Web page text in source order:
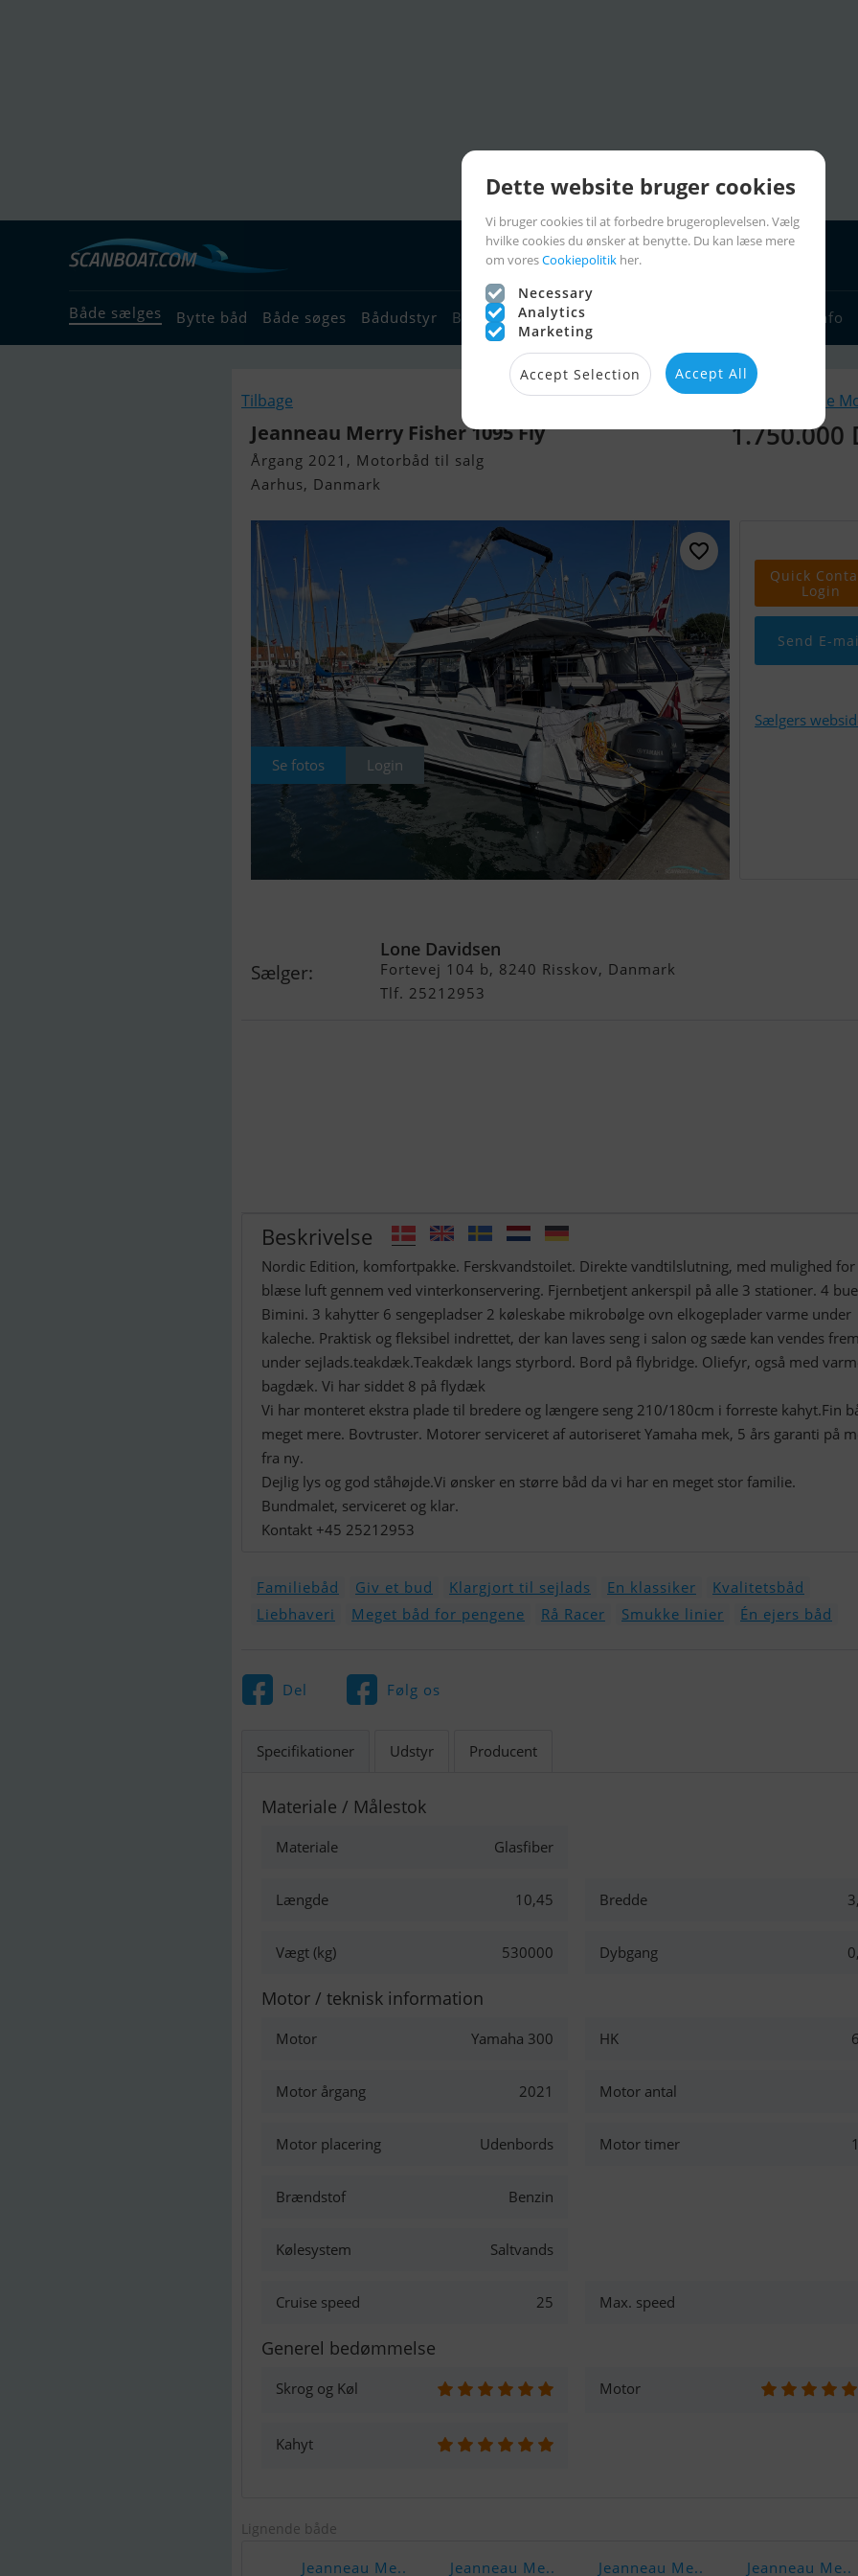
Både sælges Bytte båd Både søges Bådudstyr Bådforhandlere Sejlerlinks Sejlerinfo
Tilbage Lignende
Jeanneau Merry Fisher 1095 Fly
Årgang 2021, Motorbåd til salg
Aarhus, Danmark
1.750.000
Se fotos Login
Quick
Login
Send E-
Sælgers
Sælger:
Lone Davidsen
Fortevej 104 b, 8240 Risskov, Danmark
Tlf. 25212953
Beskrivelse
Nordic Edition, komfortpakke. Ferskvandstoilet. Direkte vandtilslutning, med mulighed for
blæse luft gennem ved vinterkonservering. Fjernbetjent ankerspil på alle 3 stationer. 4 bue
Bimini. 3 kahytter 6 sengepladser 2 køleskabe mikrobølge ovn elkogeplader varme under
kaleche. Praktisk og fleksibel indrettet, der kan laves seng i salon og sæde kan vendes
under sejlads.teakdæk.Teakdæk langs styrbord. Bord på flybridge. Oliefyr, også med
bagdæk. Vi har siddet 8 på flydæk
Vi har monteret ekstra plade til bredere og længere seng 210/180cm i forreste kahyt.Fin
meget mere. Bovtruster. Motorer serviceret af autoriseret Yamaha mek, 5 års garanti på
fra ny.
Dejlig lys og god ståhøjde.Vi ønsker en større båd da vi har en meget stor familie.
Bundmalet, serviceret og klar.
Kontakt +45 25212953
Familiebåd Giv et bud Klargjort til sejlads En klassiker
Kvalitetsbåd
Liebhaveri
Meget båd for pengene Rå Racer Smukke linier Én ejers båd
Del Følg os
Specifikationer Udstyr Producent
Materiale / Målestok
Materiale Glasfiber
Længde 10,45 Bredde
Vægt (kg) 530000 Dybgang
Motor / teknisk information
Motor Yamaha 300 HK
Motor årgang 2021 Motor antal
Motor placering Udenbords Motor timer
Brændstof Benzin
Kølesystem Saltvands
Cruise speed 25 Max. speed
Generel bedømmelse
Skrog og Køl Motor
Kahyt
Lignende både
Jeanneau Me.. Jeanneau Me.. Jeanneau Me.. Jeanneau Me..
Dette website bruger cookies
Vi bruger cookies til at forbedre brugeroplevelsen. Vælg
hvilke cookies du ønsker at benytte. Du kan læse mere
om voresCookiepolitik her.
Necessary
Analytics
Marketing
Accept Selection Accept All